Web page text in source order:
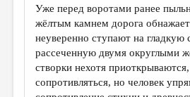
РЕДКОЛЛЕГИЯ
ОТ РЕДАКЦИИ
МАЛАЯ ПРОЗА
ЭССЕИСТИКА
Уже перед воротами ранее
жёлтым камнем дорога
неуверенно ступают на гладкую
рассеченную двумя округлыми
створки нехотя
сопротивляться, но человек